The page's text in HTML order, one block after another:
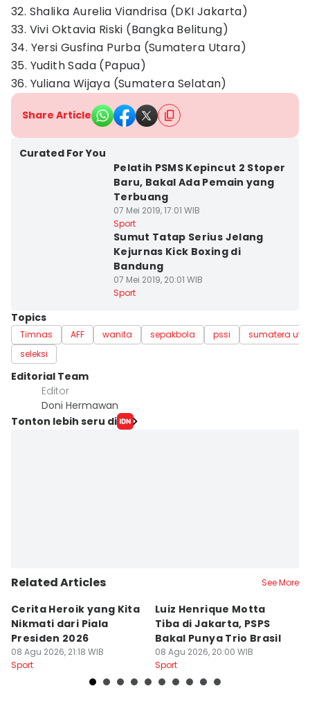
32. Shalika Aurelia Viandrisa (DKI Jakarta)
33. Vivi Oktavia Riski (Bangka Belitung)
34. Yersi Gusfina Purba (Sumatera Utara)
35. Yudith Sada (Papua)
36. Yuliana Wijaya (Sumatera Selatan)
Share Article
Curated For You
Pelatih PSMS Kepincut 2 Stoper
Baru, Bakal Ada Pemain yang
Terbuang
07 Mei 2019, 17:01 WIB
Sport
Sumut Tatap Serius Jelang
Kejurnas Kick Boxing di
Bandung
07 Mei 2019, 20:01 WIB
Sport
Topics
Timnas AFF wanita sepakbola pssi
sumatera
seleksi
Editorial Team
Editor
Doni Hermawan
Tonton lebih seru di
Related Articles See More
Cerita Heroik yang Kita
Nikmati dari Piala
Presiden 2026
08 Agu 2026, 21:18 WIB
Sport
Luiz Henrique Motta
Tiba di Jakarta, PSPS
Bakal Punya Trio Brasil
08 Agu 2026, 20:00 WIB
Sport